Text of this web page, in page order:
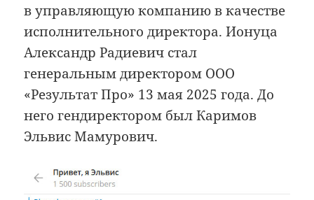
в управляющую компанию в качестве
исполнительного директора. Ионуца
Александр Радиевич стал
генеральным директором ООО
«Результат Про» 13 мая 2025 года. До
него гендиректором был Каримов
Эльвис Мамурович.